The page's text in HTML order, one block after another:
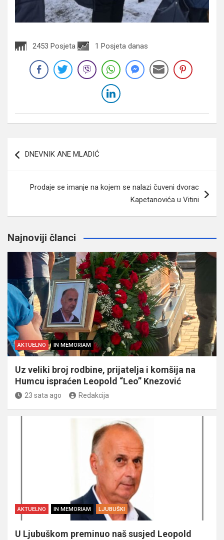
2453 Posjeta 1 Posjeta danas
članaka
DNEVNIK ANE MLADIĆ
Prodaje se imanje na kojem se nalazi čuveni dvorac
Kapetanovića u Vitini
Najnoviji članci
AKTUELNO IN MEMORIAM
Uz veliki broj rodbine, prijatelja i komšija na
Humcu ispraćen Leopold “Leo” Knezović
23 sata ago Redakcija
AKTUELNO IN MEMORIAM LJUBUŠKI
U Ljubuškom preminuo naš susjed Leopold